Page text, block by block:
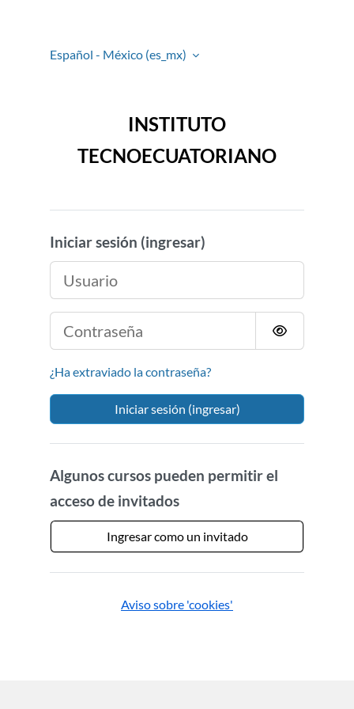
Español - México ‎(es_mx)‎
INSTITUTO
TECNOECUATORIANO
Iniciar sesión (ingresar)
Usuario
Contraseña
¿Ha extraviado la contraseña?
Iniciar sesión (ingresar)
Algunos cursos pueden permitir el
acceso de invitados
Ingresar como un invitado
Aviso sobre 'cookies'